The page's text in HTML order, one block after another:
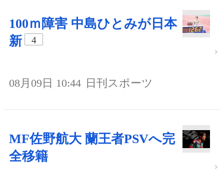
100ｍ障害 中島ひとみが日本
新
4
08月09日 10:44 日刊スポーツ
MF佐野航大 蘭王者PSVへ完
全移籍